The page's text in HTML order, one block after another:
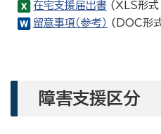
在宅支援届出書 (XLS形式
留意事項（参考） (DOC形
障害支援区分